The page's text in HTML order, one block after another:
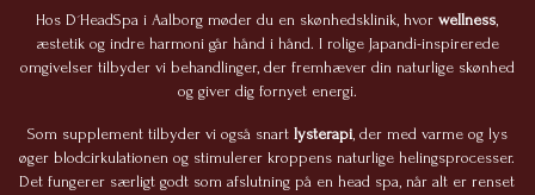
Hos D´HeadSpa i Aalborg møder du en skønhedsklinik, hvorwellness,
æstetik og indre harmoni går hånd i hånd. I rolige Japandi-inspirerede
omgivelser tilbyder vi behandlinger, der fremhæver din naturlige skønhed
og giver dig fornyet energi.
Som supplement tilbyder vi også snart lysterapi, der med varme og lys
øger blodcirkulationen og stimulerer kroppens naturlige helingsprocesser.
Det fungerer særligt godt som afslutning på en head spa, når alt er renset